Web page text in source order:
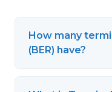
How many
(BER) have?